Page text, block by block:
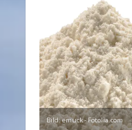
Bild: emuck - Fotolia.com